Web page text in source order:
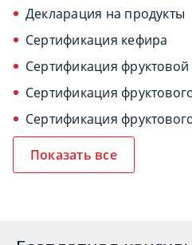
Декларация на продукты
Сертификация кефира
Сертификация фруктовой
Сертификация
Сертификация
Показать все